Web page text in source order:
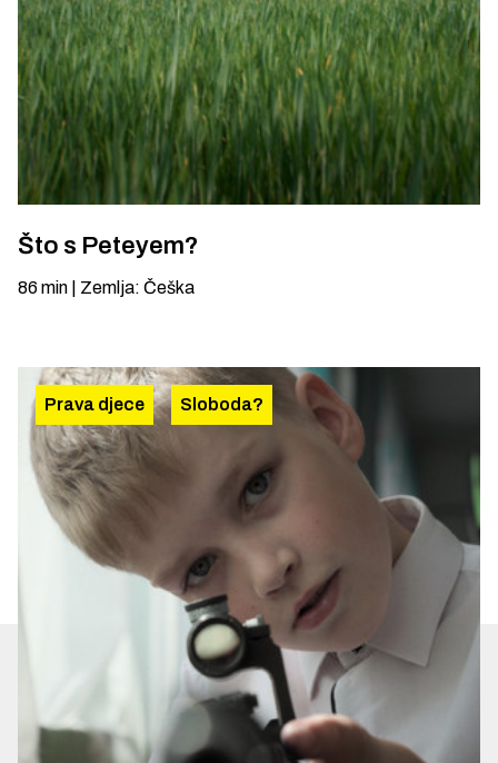
Što s Peteyem?
86 min Zemlja: Češka
Prava djece Sloboda?